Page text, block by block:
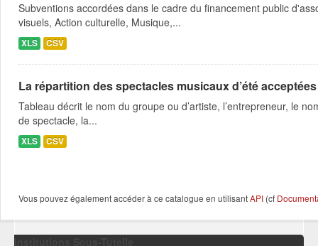
Subventions accordées dans le cadre du financement public
visuels, Action culturelle, Musique,...
XLS CSV
La répartition des spectacles musicaux d’été
Tableau décrit le nom du groupe ou d’artiste, l’entrepreneur, le
de spectacle, la...
XLS CSV
Vous pouvez également accéder à ce catalogue en utilisantAPI (cf